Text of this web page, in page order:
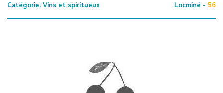
Catégorie: Vins et spiritueux Locminé - 56